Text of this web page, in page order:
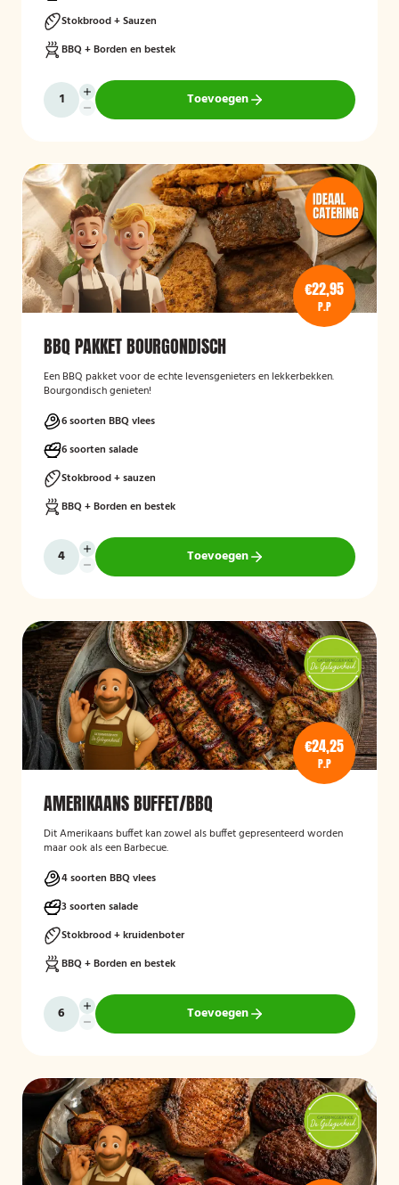
Stokbrood + Sauzen
BBQ + Borden en bestek
Toevoegen
€22,95
P.P
BBQ PAKKET BOURGONDISCH
Een BBQ pakket voor de echte levensgenieters en lekkerbekken.
Bourgondisch genieten!
6 soorten BBQ vlees
6 soorten salade
Stokbrood + sauzen
BBQ + Borden en bestek
Toevoegen
€24,25
P.P
AMERIKAANS BUFFET/BBQ
Dit Amerikaans buffet kan zowel als buffet gepresenteerd worden
maar ook als een Barbecue.
4 soorten BBQ vlees
3 soorten salade
Stokbrood + kruidenboter
BBQ + Borden en bestek
Toevoegen